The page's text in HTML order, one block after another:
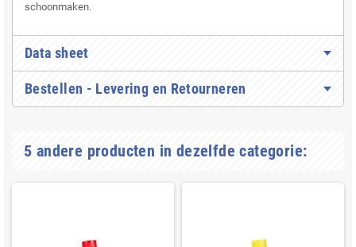
schoonmaken.
Data sheet
Bestellen - Levering en Retourneren
5 andere producten in dezelfde categorie: